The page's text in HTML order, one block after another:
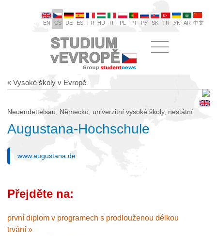
EN CS DE ES FR HU IT PL PT РУ SK TR УК AR 中文
« Vysoké školy v Evropě
Neuendettelsau, Německo, univerzitní vysoké školy, nestátní
Augustana-Hochschule
www.augustana.de
Přejděte na:
první diplom v programech s prodlouženou délkou
trvání »